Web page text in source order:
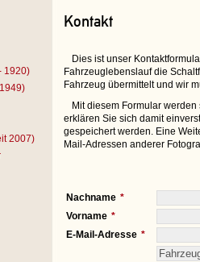
1920)
2007)
Kontakt
Dies ist unser
Fahrzeuglebenslauf die
Fahrzeug übermittelt und wir
Mit diesem Formular
erklären Sie sich damit
gespeichert werden. Eine
Mail-Adressen anderer
Nachname
Vorname
E-Mail-Adresse